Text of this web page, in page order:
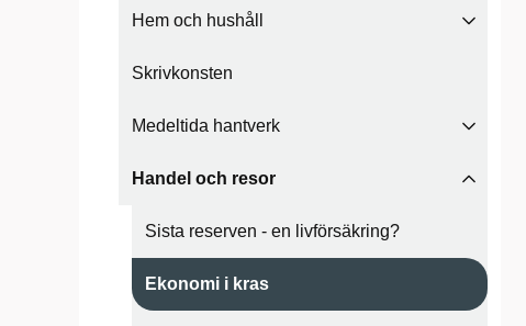
Hem och hushåll
Skrivkonsten
Medeltida hantverk
Handel och resor
Sista reserven - en livförsäkring?
Ekonomi i kras